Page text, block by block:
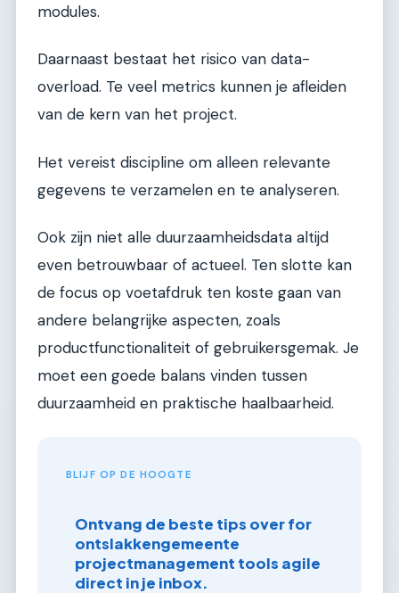
modules.
Daarnaast bestaat het risico van data-
overload. Te veel metrics kunnen je afleiden
van de kern van het project.
Het vereist discipline om alleen relevante
gegevens te verzamelen en te analyseren.
Ook zijn niet alle duurzaamheidsdata altijd
even betrouwbaar of actueel. Ten slotte kan
de focus op voetafdruk ten koste gaan van
andere belangrijke aspecten, zoals
productfunctionaliteit of gebruikersgemak. Je
moet een goede balans vinden tussen
duurzaamheid en praktische haalbaarheid.
BLIJF OP DE HOOGTE
Ontvang de beste tips over for
ontslakkengemeente
projectmanagement tools agile
direct in je inbox.